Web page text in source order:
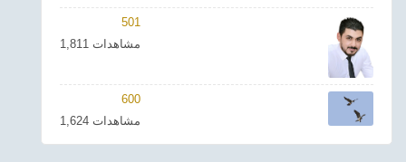
ترفيهي
Asian
Foreign
501
1,811 مشاهدات
600
1,624 مشاهدات